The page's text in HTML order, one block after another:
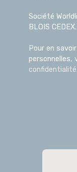
Société
BLOIS CEDEX.
Pour en
personnelles,
confidentialité